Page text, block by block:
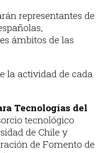
representantes de
ámbitos de las
la actividad de cada
Tecnologías del
tecnológico
de Chile y
de Fomento de